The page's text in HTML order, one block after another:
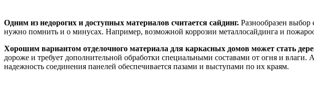
Одним из недорогих и доступных материалов считается сайдинг. Разнообразен выбор
нужно помнить и о минусах. Например, возможной коррозии металлосайдинга и
Хорошим вариантом отделочного материала для каркасных домов может стать
дороже и требует дополнительной обработки специальными составами от огня и
надежность соединения панелей обеспечивается пазами и выступами по их краям.